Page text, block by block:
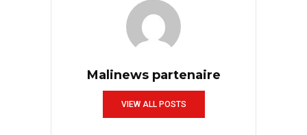
Malinews partenaire
VIEW ALL POSTS